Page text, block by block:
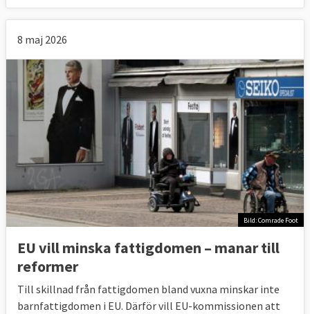
8 maj 2026
Bild: Comrade Foot
EU vill minska fattigdomen – manar till
reformer
Till skillnad från fattigdomen bland vuxna minskar inte
barnfattigdomen i EU. Därför vill EU-kommissionen att